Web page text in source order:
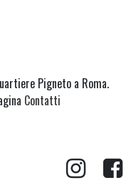
Pigneto a Roma.
Contatti